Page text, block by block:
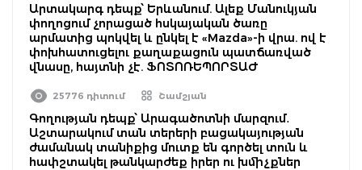
Արտակարգ դեպք՝ Երևանում. Ալեք Մանուկյան
փողոցում չորացած հսկայական ծառը
արմատից պոկվել և ընկել է «Mazda»-ի վրա. ով է
փոխհատուցելու քաղաքացուն պատճառված
վնասը, հայտնի չէ. ՖՈՏՈՌԵՊՈՐՏԱԺ
25776 դիտում Շամշյան
Գողության դեպք՝ Արագածոտնի մարզում․
Աշտարակում տան տերերի բացակայության
ժամանակ տանիքից մուտք են գործել տուն և
հափշտակել թանկարժեք իրեր ու խմիչքներ